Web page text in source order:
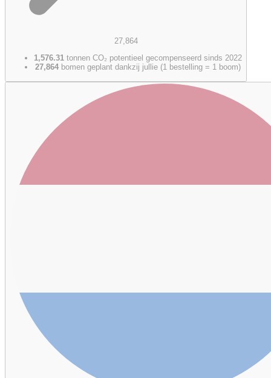
27,864
1,576.31 tonnen CO₂ potentieel gecompenseerd sinds 2022
27,864 bomen geplant dankzij jullie (1 bestelling = 1 boom)